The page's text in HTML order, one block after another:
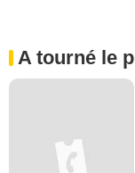
A tourné le